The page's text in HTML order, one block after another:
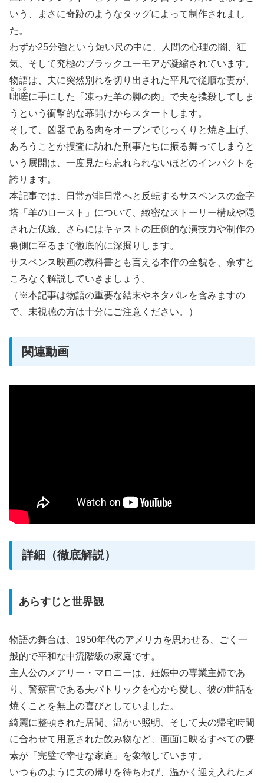
いう、まさに奇跡のようなタッグによって制作されまし
た。
わずか25分強という短い尺の中に、人間の心理の闇、狂
気、そして究極のブラックユーモアが凝縮されています。
物語は、夫に突然別れを切り出された平凡で従順な妻が、
咄嗟
とっさ
に手にした「凍った羊の脚の肉」で夫を撲殺してしま
うという衝撃的な幕開けからスタートします。
そして、凶器である肉をオーブンでじっくりと焼き上げ、
あろうことか捜査に訪れた刑事たちに振る舞ってしまうと
いう展開は、一度見たら忘れられないほどのインパクトを
誇ります。
本記事では、日常が非日常へと反転するサスペンスの金字
塔「羊のロースト」について、緻密なストーリー構成や隠
された伏線、さらにはキャストの圧倒的な演技力や制作の
裏側に至るまで徹底的に深掘りします。
サスペンス映画の教科書とも言える本作の全貌を、余すと
ころなく解説していきましょう。
（※本記事は物語の重要な結末やネタバレを含みますの
で、未視聴の方は十分にご注意ください。）
関連動画
詳細（徹底解説）
あらすじと世界観
物語の舞台は、1950年代のアメリカを思わせる、ごく一
般的で平和な中流階級の家庭です。
主人公のメアリー・マロニーは、妊娠中の専業主婦であ
り、警察官である夫パトリックを心から愛し、彼の世話を
焼くことを無上の喜びとしていました。
綺麗に整頓された居間、温かい照明、そして夫の帰宅時間
に合わせて用意された飲み物など、画面に映るすべての要
素が「完璧で幸せな家庭」を象徴しています。
いつものように夫の帰りを待ちわび、温かく迎え入れたメ